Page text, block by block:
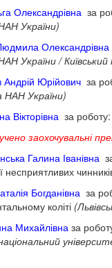
Олександрівна за
України)
Олександрівна
України /
Юрійович за
НАН України)
Вікторівна за
заохочувальні
Галина Іванівна
несприятливих
Богданівна за
коліті
Михайлівназа